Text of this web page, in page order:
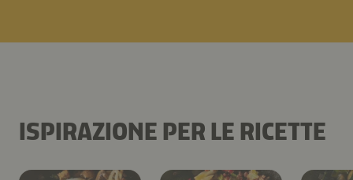
ISPIRAZIONE PER LE RICETTE